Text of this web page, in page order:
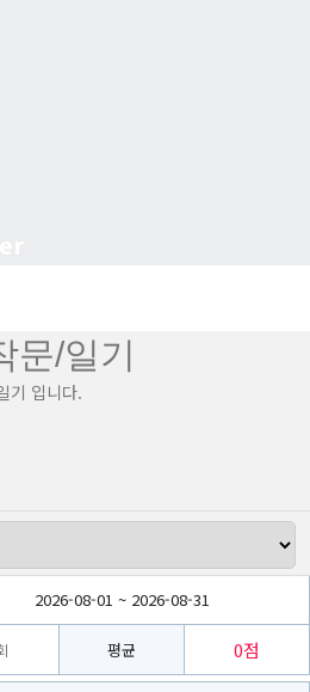
문/일기
기 입니다.
2026-08-01 ~ 2026-08-31
평균 0점